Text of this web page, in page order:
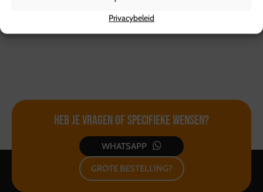
Privacybeleid
Heb je vragen ofspecifieke wensen?
WHATSAPP
GROTE BESTELLING?